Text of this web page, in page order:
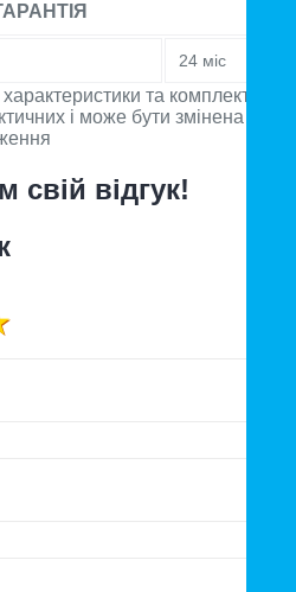
24 міс
та комплектацію
і може бути змінена
відгук!